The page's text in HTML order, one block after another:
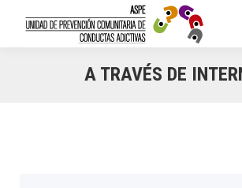
A TRAVÉS DE